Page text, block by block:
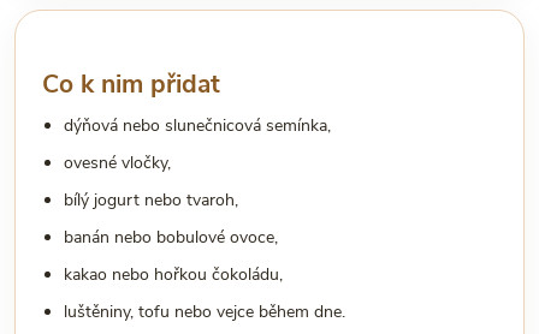
Co k nim přidat
dýňová nebo slunečnicová semínka,
ovesné vločky,
bílý jogurt nebo tvaroh,
banán nebo bobulové ovoce,
kakao nebo hořkou čokoládu,
luštěniny, tofu nebo vejce během dne.